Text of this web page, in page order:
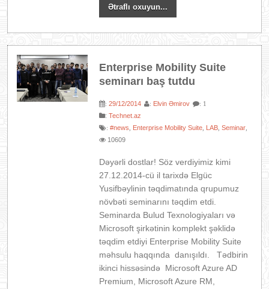
Ətraflı oxuyun...
Enterprise Mobility Suite
seminarı baş tutdu
:29/12/2014 : Elvin Əmirov : 1
:Technet.az
:#news Enterprise Mobility Suite LAB ,Seminar
10609
Dəyərli dostlar! Söz verdiyimiz kimi
27.12.2014-cü il tarixdə Elgüc
Yusifbəylinin təqdimatında qrupumuz
növbəti seminarını təqdim etdi.
Seminarda Bulud Texnologiyaları və
Microsoft şirkətinin komplekt şəklidə
təqdim etdiyi Enterprise Mobility Suite
məhsulu haqqında danışıldı. Tədbirin
ikinci hissəsində Microsoft Azure AD
Premium, Microsoft Azure RM,